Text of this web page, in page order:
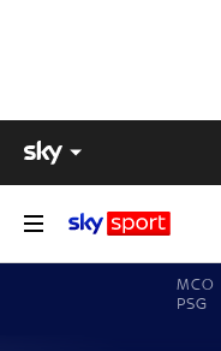
MCO
PSG